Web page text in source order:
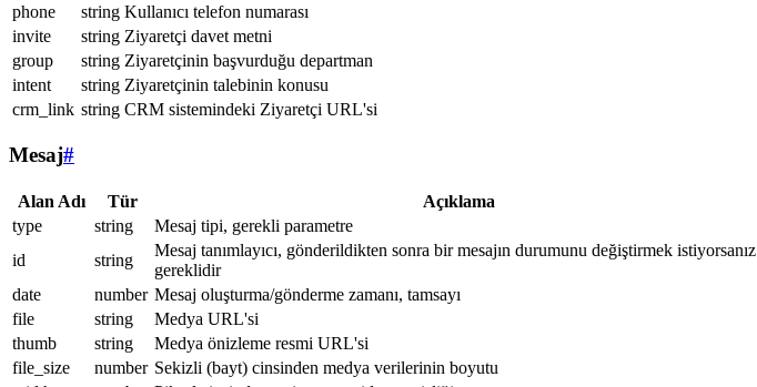
phone
string Kullanıcı telefon numarası
invite
string Ziyaretçi davet metni
group
string Ziyaretçinin başvurduğu departman
intent
string Ziyaretçinin talebinin konusu
crm_link string CRM sistemindeki Ziyaretçi URL'si
Mesaj#
Alan Adı Tür Açıklama
type
string Mesaj tipi, gerekli parametre
id
string
Mesaj tanımlayıcı, gönderildikten sonra bir mesajın durumunu değiştirmek istiyorsanız
gereklidir
date
number Mesaj oluşturma/gönderme zamanı, tamsayı
file
string Medya URL'si
thumb
string Medya önizleme resmi URL'si
file_size
number Sekizli (bayt) cinsinden medya verilerinin boyutu